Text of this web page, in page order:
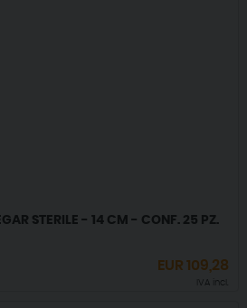
STERILE - 14 CM - CONF. 25 PZ.
EUR109,28
IVA incl.